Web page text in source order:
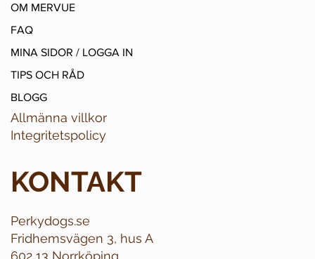
OM MERVUE
FAQ
MINA SIDOR / LOGGA IN
TIPS OCH RÅD
BLOGG
Allmänna villkor
Integritetspolicy
KONTAKT
Perkydogs.se
Fridhemsvägen 3, hus A
602 13 Norrköping